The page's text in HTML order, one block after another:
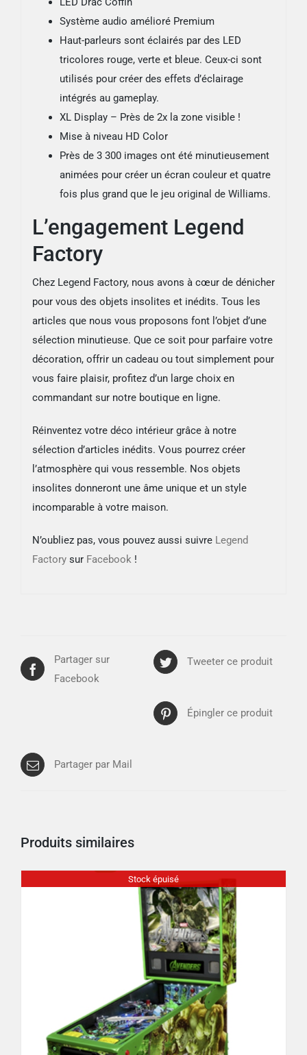
Système audio amélioré Premium
Haut-parleurs sont éclairés par des LED
tricolores rouge, verte et bleue. Ceux-ci sont
utilisés pour créer des effets d’éclairage
intégrés au gameplay.
XL Display – Près de 2x la zone visible !
Mise à niveau HD Color
Près de 3 300 images ont été minutieusement
animées pour créer un écran couleur et quatre
fois plus grand que le jeu original de Williams.
L’engagement Legend
Factory
Chez Legend Factory, nous avons à cœur de dénicher
pour vous des objets insolites et inédits. Tous les
articles que nous vous proposons font l’objet d’une
sélection minutieuse. Que ce soit pour parfaire votre
décoration, offrir un cadeau ou tout simplement pour
vous faire plaisir, profitez d’un large choix en
commandant sur notre boutique en ligne.
Réinventez votre déco intérieur grâce à notre
sélection d’articles inédits. Vous pourrez créer
l’atmosphère qui vous ressemble. Nos objets
insolites donneront une âme unique et un style
incomparable à votre maison.
N’oubliez pas, vous pouvez aussi suivre Legend
Factorysur Facebook!
Partager sur
Facebook
Tweeter ce produit
Épingler ce produit
Partager par Mail
Produits similaires
Stock épuisé